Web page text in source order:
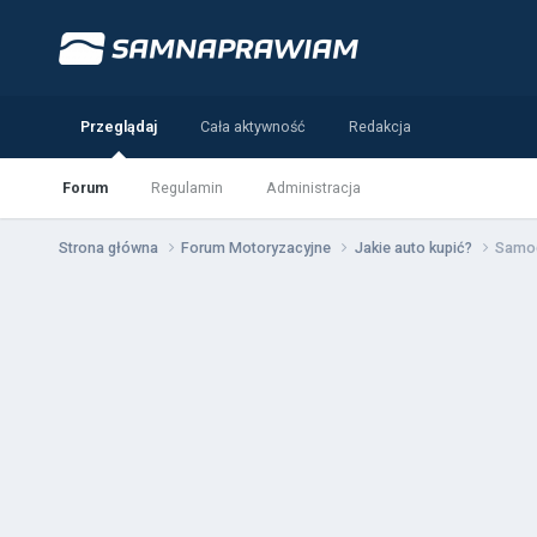
Przeglądaj
Forum Regulamin Administracja
Cała aktywność Redakcja
Strona główna Forum Motoryzacyjne Jakie auto kupić?